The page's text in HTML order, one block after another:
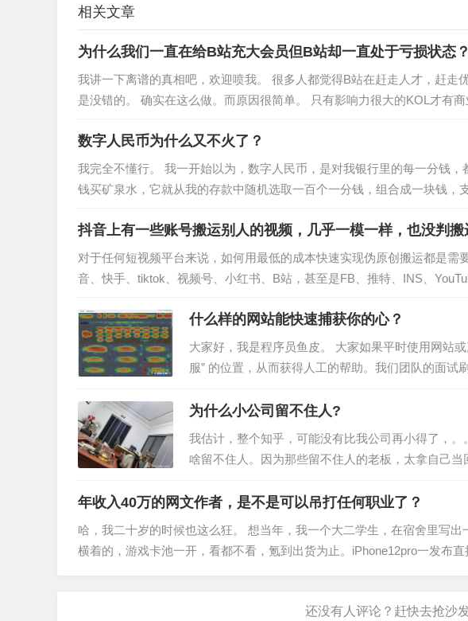
相关文章
为什么我们一直在给B站充大会员但B站却一直处于亏损状态？
我讲一下离谱的真相吧，欢迎喷我。 很多人都觉得B站在赶走人才，赶走
是没错的。 确实在这么做。而原因很简单。 只有影响力很大的KOL才有
你是人才？ 对不起…
数字人民币为什么又不火了？
我完全不懂行。 我一开始以为，数字人民币，是对我银行里的每一分钱
钱买矿泉水，它就从我的存款中随机选取一百个一分钱，组合成一块钱，
取一万个一分钱，组合成一百…
抖音上有一些账号搬运别人的视频，几乎一模一样，也没判
对于任何短视频平台来说，如何用最低的成本快速实现伪原创搬运都是需
音、快手、tiktok、视频号、小红书、B站，甚至是FB、推特、INS、
网络环境设置得…
什么样的网站能快速捕获你的心？
大家好，我是程序员鱼皮。 大家如果平时使用网站
服” 的位置，从而获得人工的帮助。我们团队的面试
题：明明我们网站右下角就有联系客服按钮、而且
为什么小公司留不住人?
我估计，整个知乎，可能没有比我公司再小得了，
啥留不住人。因为那些留不住人的老板，太拿自己
儿的业务，因为全都是线上，所以员工来不来坐班
年收入40万的网文作者，是不是可以吊打任何职业了？
哈，我二十岁的时候也这么狂。 想当年，我一个大二学生，在宿舍里写
横着的，游戏卡池一开，看都不看，氪到出货为止。iPhone12pro一发布